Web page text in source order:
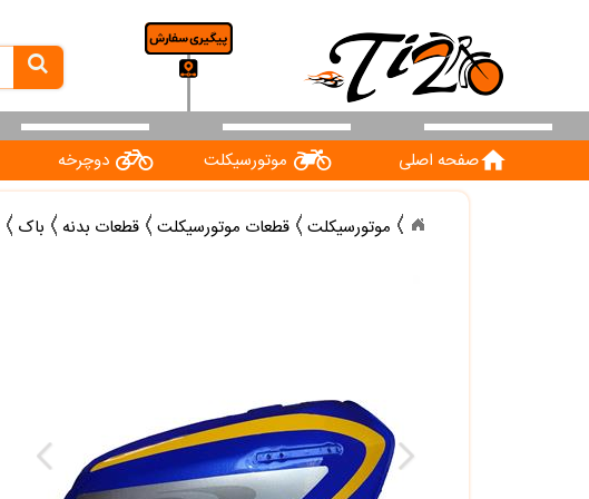
صفحه اصلیhome موتورسیکلت دوچرخه
موتورسیکلت قطعات موتورسیکلت قطعات بدنه باک